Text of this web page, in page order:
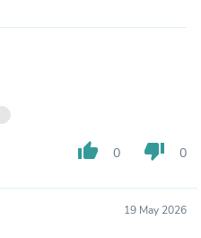
thumb_up 0 thumb_down 0
19 May 2026